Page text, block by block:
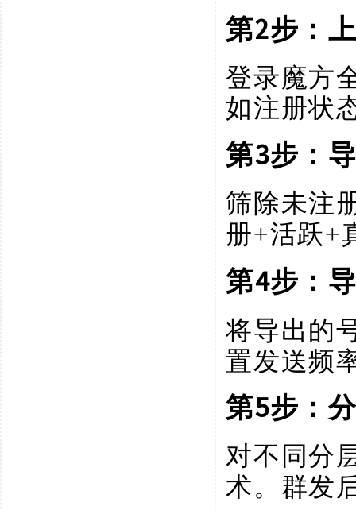
第2步：
登录魔方
如注册状
第3步：
筛除未注
册+活跃+
第4步：
将导出的
置发送频
第5步：
对不同分
术。群发